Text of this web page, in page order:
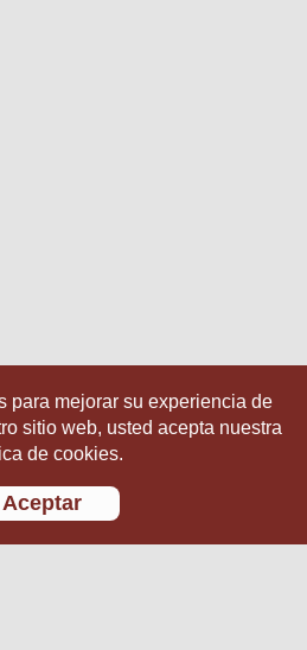
para mejorar su experiencia de
sitio web, usted acepta nuestra
de cookies.
Aceptar